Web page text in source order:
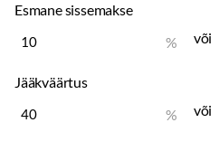
Esmane sissemakse
%
või
Jääkväärtus
%
või